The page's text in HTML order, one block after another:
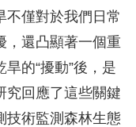
不僅對於我們日常
，還凸顯著一個重
的“擾動”後，是
究回應了這些關鍵
技術監測森林生態